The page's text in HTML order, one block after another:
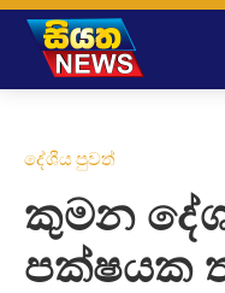
දේශීය පුවත්
කුමන
පක්ෂයක